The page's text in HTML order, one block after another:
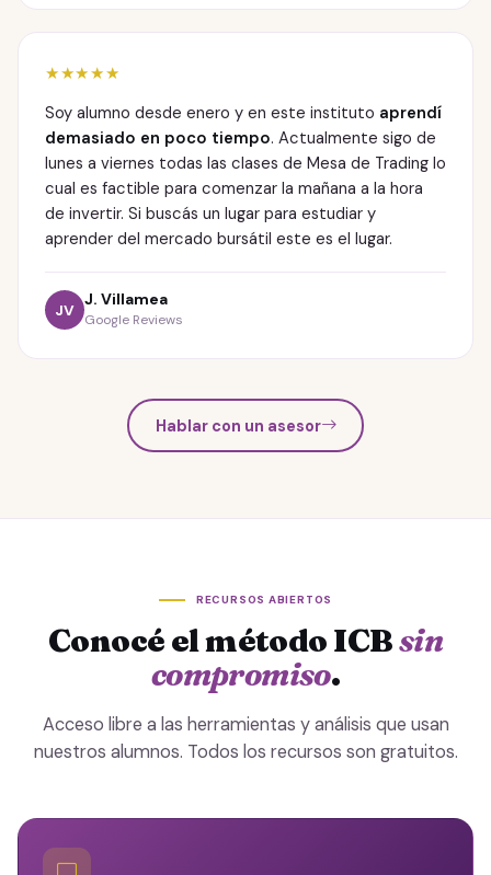
★★★★★
Soy alumno desde enero y en este instituto aprendí
demasiado en poco tiempo. Actualmente sigo de
lunes a viernes todas las clases de Mesa de Trading lo
cual es factible para comenzar la mañana a la hora
de invertir. Si buscás un lugar para estudiar y
aprender del mercado bursátil este es el lugar.
JV
J. Villamea
Google Reviews
Hablar con un asesor
RECURSOS ABIERTOS
Conocé el método ICBsin
compromiso.
Acceso libre a las herramientas y análisis que usan
nuestros alumnos. Todos los recursos son gratuitos.